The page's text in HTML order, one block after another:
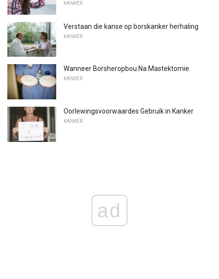
KANKER
Verstaan ​​die kanse op borskanker herhaling
KANKER
Wanneer Borsheropbou Na Mastektomie
KANKER
Oorlewingsvoorwaardes Gebruik in Kanker
KANKER
ad